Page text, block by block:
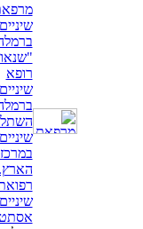
שיניים
רופא
שיניים
שיניים
במרכז
הארץ.
שיניים